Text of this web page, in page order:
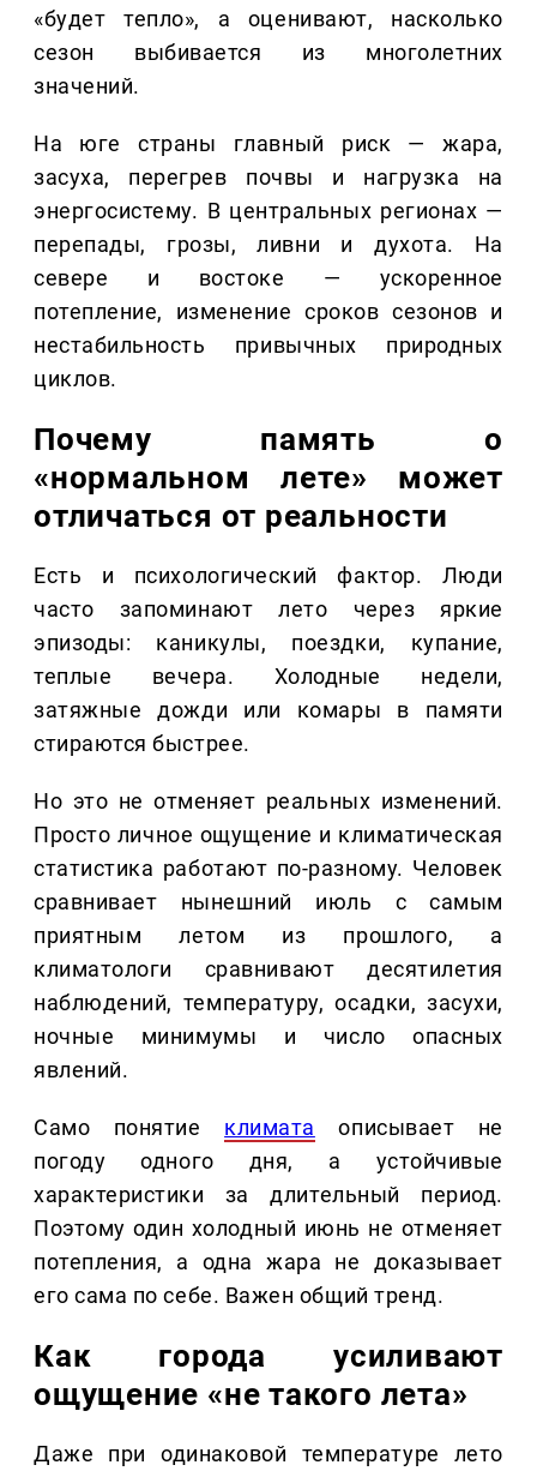
«будет тепло», а оценивают, насколько
сезон выбивается из многолетних
значений.
На юге страны главный риск — жара,
засуха, перегрев почвы и нагрузка на
энергосистему. В центральных регионах —
перепады, грозы, ливни и духота. На
севере и востоке — ускоренное
потепление, изменение сроков сезонов и
нестабильность привычных природных
циклов.
Почему память о
«нормальном лете» может
отличаться от реальности
Есть и психологический фактор. Люди
часто запоминают лето через яркие
эпизоды: каникулы, поездки, купание,
теплые вечера. Холодные недели,
затяжные дожди или комары в памяти
стираются быстрее.
Но это не отменяет реальных изменений.
Просто личное ощущение и климатическая
статистика работают по-разному. Человек
сравнивает нынешний июль с самым
приятным летом из прошлого, а
климатологи сравнивают десятилетия
наблюдений, температуру, осадки, засухи,
ночные минимумы и число опасных
явлений.
Само понятие климата описывает не
погоду одного дня, а устойчивые
характеристики за длительный период.
Поэтому один холодный июнь не отменяет
потепления, а одна жара не доказывает
его сама по себе. Важен общий тренд.
Как города усиливают
ощущение «не такого лета»
Даже при одинаковой температуре лето